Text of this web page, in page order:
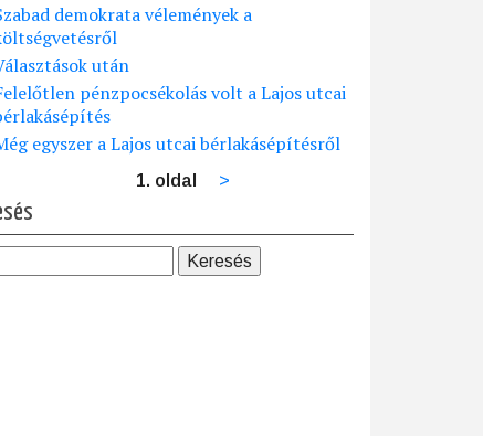
demokrata vélemények a
után
pénzpocsékolás volt a Lajos utcai
egyszer a Lajos utcai bérlakásépítésről
1. oldal
Következő
>